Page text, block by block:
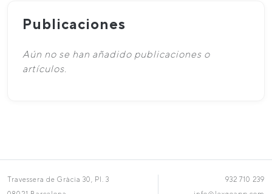
Publicaciones
Aún no se han añadido publicaciones o
artículos.
Travessera de Gràcia 30, Pl. 3
932 710 239